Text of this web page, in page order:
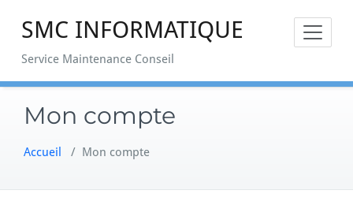
SMC INFORMATIQUE
Service Maintenance Conseil
Mon compte
Accueil / Mon compte